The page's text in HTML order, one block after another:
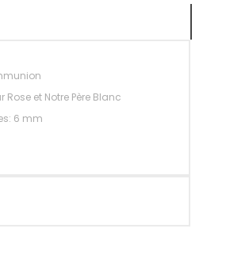
Rose et Notre Père Blanc
6 mm